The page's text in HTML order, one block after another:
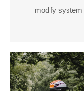
modify